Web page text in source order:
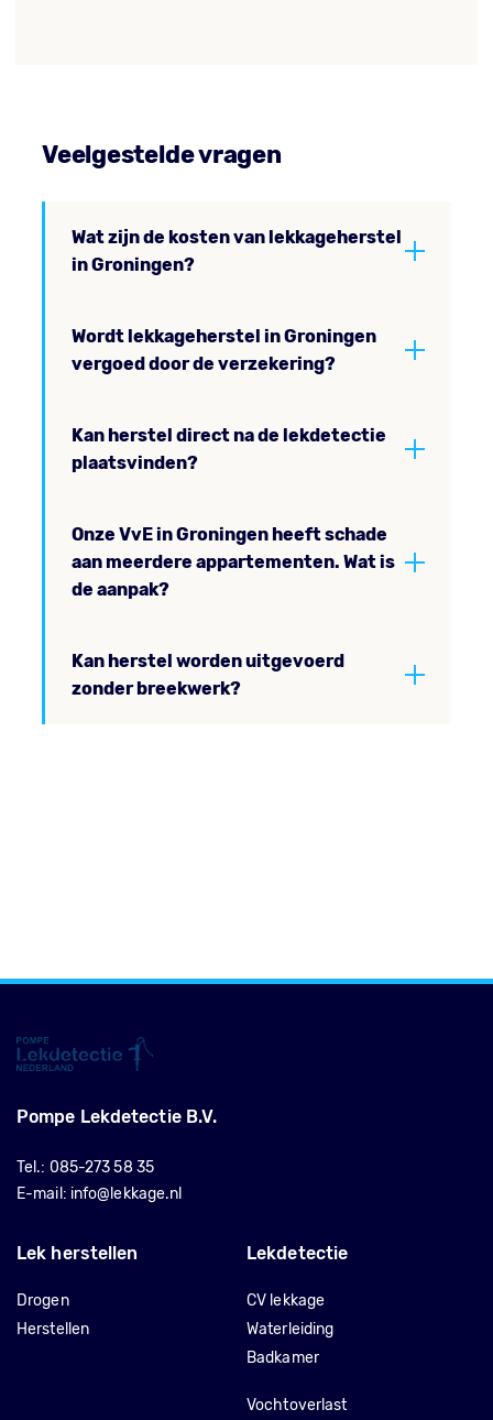
Veelgestelde vragen
Wat zijn de kosten van lekkageherstel
in Groningen?
Wordt lekkageherstel in Groningen
vergoed door de verzekering?
Kan herstel direct na de lekdetectie
plaatsvinden?
Onze VvE in Groningen heeft schade
aan meerdere appartementen. Wat is
de aanpak?
Kan herstel worden uitgevoerd
zonder breekwerk?
Pompe Lekdetectie B.V.
Tel.: 085-273 58 35
E-mail: info@lekkage.nl
Lekdetectie
CV lekkage
Waterleiding
Badkamer
Vochtoverlast
Lek herstellen
Drogen
Herstellen